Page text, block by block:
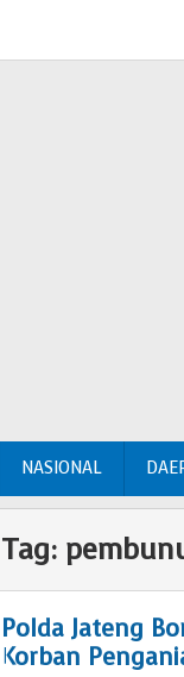
NASIONAL
Tag:
Polda Jateng
Korban